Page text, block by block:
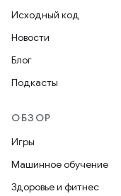
Исходный код
Новости
Блог
Подкасты
ОБЗОР
Игры
Машинное обучение
Здоровье и фитнес